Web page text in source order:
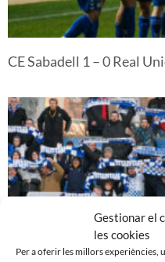
Gestionar el
les cookies
Per a oferir les millors experiències,
CE Sabadell 1 – 0 Real